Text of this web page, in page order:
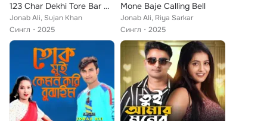
123 Char Dekhi Tore Bar Bar
Jonab Ali, Sujan Khan
Сингл
2025
Mone Baje Calling Bell
Jonab Ali, Riya Sarkar
Сингл
2025